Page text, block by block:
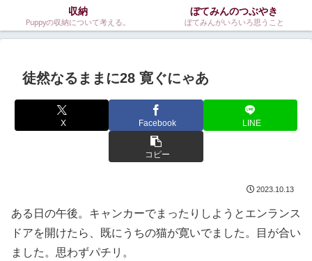
収納
Puppyの収納について考える。
ぼてみんのつぶやき
ぼてみんがいろいろ思うこと
徒然なるままに28 寛ぐにゃあ
X Facebook LINE
コピー
2023.10.13
ある日の午後。キャンカーでまったりしようとエンランス
ドアを開けたら、既にうちの猫が寛いでました。目が合い
ました。思わずパチリ。